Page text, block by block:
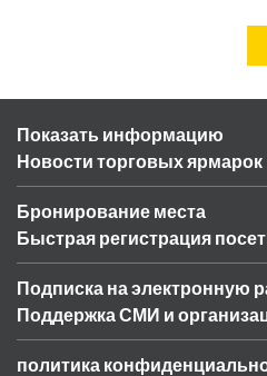
Показать информацию
Новости торговых ярмарок
Бронирование места
Быстрая регистрация
Подписка на электронную
Поддержка СМИ и
политика